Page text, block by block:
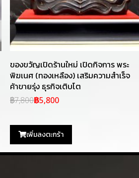
ของขวัญเปิดร้านใหม่ เปิดกิจการ พระ
พิฆเนศ (ทองเหลือง) เสริมความสำเร็จ
ค้าขายรุ่ง ธุรกิจเติบโต
฿7,800฿5,800
เพิ่มลงตะกร้า